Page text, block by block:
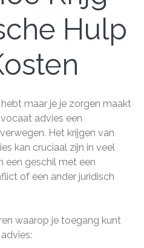
Hulp
maar je je zorgen maakt
advies een
Het krijgen van
kan cruciaal zijn in veel
een geschil met een
of een ander juridisch
waarop je toegang kunt